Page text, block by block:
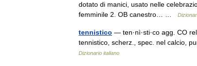
dotato di manici, usato nelle
femminile 2. OB canestro… …
tennistico — ten·nì·sti·co agg. CO
tennistico, scherz., spec. nel calcio,
Dizionario italiano